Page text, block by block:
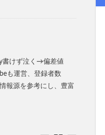
書けず泣く→偏差値
も運営、登録者数
報源を参考にし、豊富